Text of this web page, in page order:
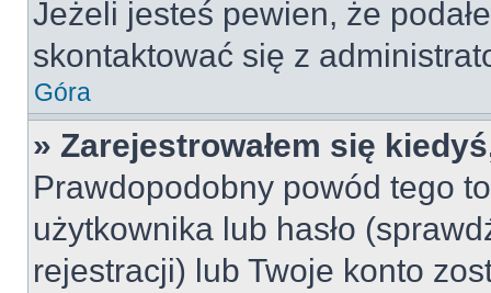
Jeżeli jesteś pewien, że
skontaktować się z
Góra
» Zarejestrowałem się
Prawdopodobny powód tego
użytkownika lub hasło
rejestracji) lub Twoje konto